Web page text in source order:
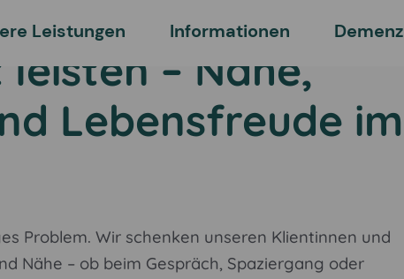
Leistungen Informationen Demenz
– Nähe,
Lebensfreude im
Problem. Wir schenken unseren Klientinnen und
Nähe – ob beim Gespräch, Spaziergang oder